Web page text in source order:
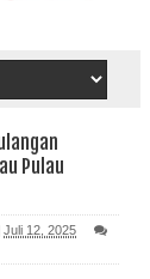
Pulau
Juli 12, 2025